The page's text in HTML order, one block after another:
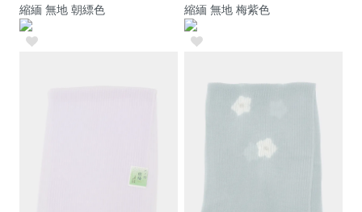
縮緬 無地 朝縹色
縮緬 無地 梅紫色